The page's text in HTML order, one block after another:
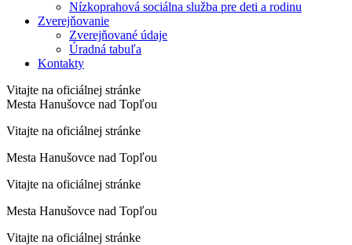
Nízkoprahová sociálna služba pre deti a rodinu
Zverejňovanie
Zverejňované údaje
Úradná tabuľa
Kontakty
Vitajte na oficiálnej stránke
Mesta Hanušovce nad Topľou
Vitajte na oficiálnej stránke
Mesta Hanušovce nad Topľou
Vitajte na oficiálnej stránke
Mesta Hanušovce nad Topľou
Vitajte na oficiálnej stránke